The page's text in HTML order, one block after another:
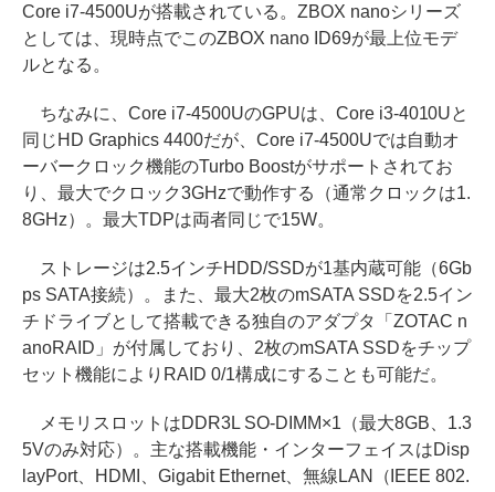
Core i7-4500Uが搭載されている。ZBOX nanoシリーズ
としては、現時点でこのZBOX nano ID69が最上位モデ
ルとなる。
ちなみに、Core i7-4500UのGPUは、Core i3-4010Uと
同じHD Graphics 4400だが、Core i7-4500Uでは自動オ
ーバークロック機能のTurbo Boostがサポートされてお
り、最大でクロック3GHzで動作する（通常クロックは1.
8GHz）。最大TDPは両者同じで15W。
ストレージは2.5インチHDD/SSDが1基内蔵可能（6Gb
ps SATA接続）。また、最大2枚のmSATA SSDを2.5イン
チドライブとして搭載できる独自のアダプタ「ZOTAC n
anoRAID」が付属しており、2枚のmSATA SSDをチップ
セット機能によりRAID 0/1構成にすることも可能だ。
メモリスロットはDDR3L SO-DIMM×1（最大8GB、1.3
5Vのみ対応）。主な搭載機能・インターフェイスはDisp
layPort、HDMI、Gigabit Ethernet、無線LAN（IEEE 802.